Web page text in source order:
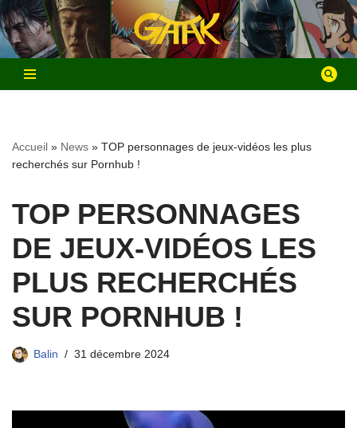
Aller
au
contenu
Accueil » News » TOP personnages de jeux-vidéos les plus
recherchés sur Pornhub !
TOP PERSONNAGES
DE JEUX-VIDÉOS LES
PLUS RECHERCHÉS
SUR PORNHUB !
Balin 31 décembre 2024